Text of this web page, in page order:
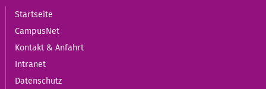
Startseite
CampusNet
Kontakt & Anfahrt
Intranet
Datenschutz